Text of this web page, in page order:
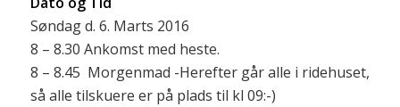
Søndag d. 6. Marts 2016
8 – 8.30 Ankomst med heste.
8 – 8.45 Morgenmad -Herefter går alle i ridehuset,
så alle tilskuere er på plads til kl 09:-)